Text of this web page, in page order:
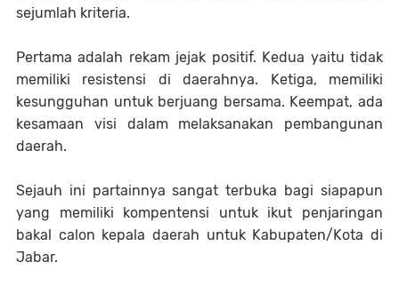
sejumlah kriteria.
Pertama adalah rekam jejak positif. Kedua yaitu tidak
memiliki resistensi di daerahnya. Ketiga, memiliki
kesungguhan untuk berjuang bersama. Keempat, ada
kesamaan visi dalam melaksanakan pembangunan
daerah.
Sejauh ini partainnya sangat terbuka bagi siapapun
yang memiliki kompentensi untuk ikut penjaringan
bakal calon kepala daerah untuk Kabupaten/Kota di
Jabar.